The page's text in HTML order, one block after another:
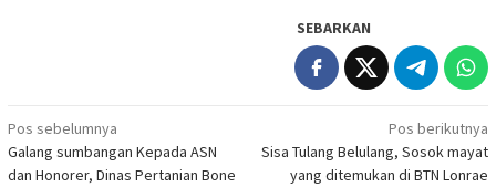
SEBARKAN
Navigasi
pos
Pos sebelumnya
Galang sumbangan Kepada ASN
dan Honorer, Dinas Pertanian Bone
Pos berikutnya
Sisa Tulang Belulang, Sosok mayat
yang ditemukan di BTN Lonrae